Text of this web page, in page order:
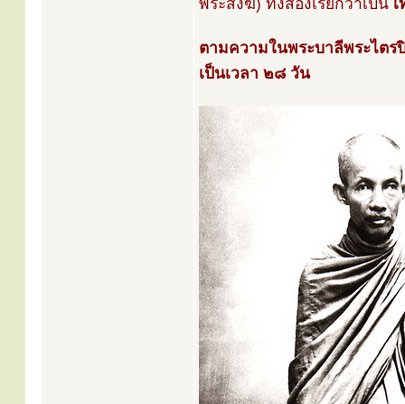
พระสงฆ์) ทั้งสองเรียกว่าเป็น
ตามความในพระบาลีพระไต
เป็นเวลา ๒๘ วัน